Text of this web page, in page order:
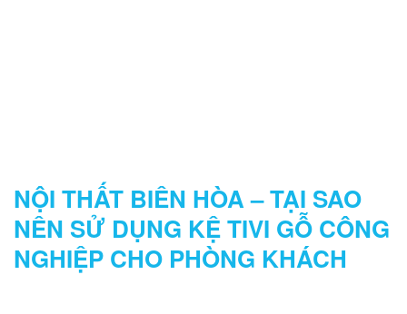
NỘI THẤT BIÊN HÒA – TẠI SAO
NÊN SỬ DỤNG KỆ TIVI GỖ CÔNG
NGHIỆP CHO PHÒNG KHÁCH